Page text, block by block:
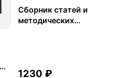
Сборник статей и
методических
исследований
1230 ₽